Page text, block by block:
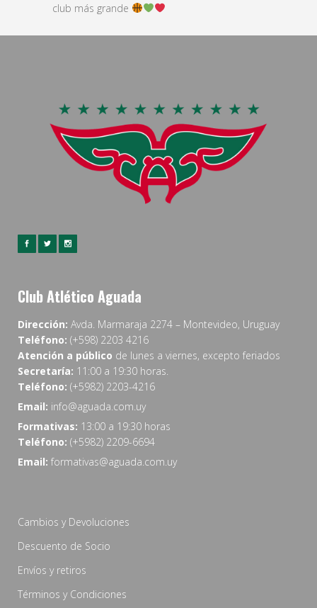
club más grande
Club Atlético Aguada
Dirección: Avda. Marmaraja 2274 – Montevideo, Uruguay
Teléfono: (+598) 2203 4216
Atención a público de lunes a viernes, excepto feriados
Secretaría: 11:00 a 19:30 horas.
Teléfono: (+5982) 2203-4216
Email: info@aguada.com.uy
Formativas: 13:00 a 19:30 horas
Teléfono: (+5982) 2209-6694
Email: formativas@aguada.com.uy
Cambios y Devoluciones
Descuento de Socio
Envíos y retiros
Términos y Condiciones